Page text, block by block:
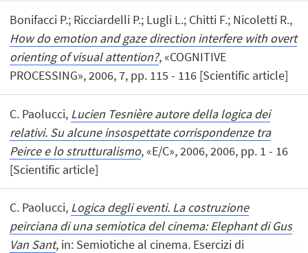
Bonifacci P.; Ricciardelli P.; Lugli L.; Chitti F.; Nicoletti R.,
How do emotion and gaze direction interfere with overt
orienting of visual attention?, «COGNITIVE
PROCESSING», 2006, 7, pp. 115 - 116 [Scientific article]
C. Paolucci, Lucien Tesnière autore della logica dei
relativi. Su alcune insospettate corrispondenze tra
Peirce e lo strutturalismo, «E/C», 2006, 2006, pp. 1 - 16
[Scientific article]
C. Paolucci, Logica degli eventi. La costruzione
peirciana di una semiotica del cinema: Elephant di Gus
Van Sant, in: Semiotiche al cinema. Esercizi di